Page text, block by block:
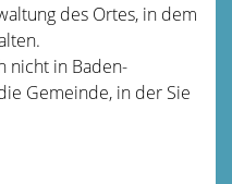
des Ortes, in dem
nicht in Baden-
Gemeinde, in der Sie